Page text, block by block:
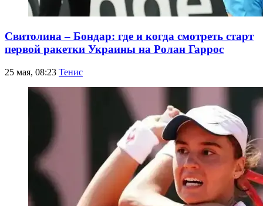
Свитолина – Бондар: где и когда смотреть старт
первой ракетки Украины на Ролан Гаррос
25 мая, 08:23 Тенис